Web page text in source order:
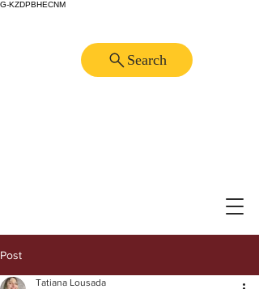
G-KZDPBHECNM
Search
Post
Tatiana Lousada